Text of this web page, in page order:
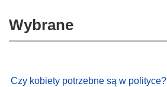
Wybrane
Czy kobiety potrzebne są w polityce?